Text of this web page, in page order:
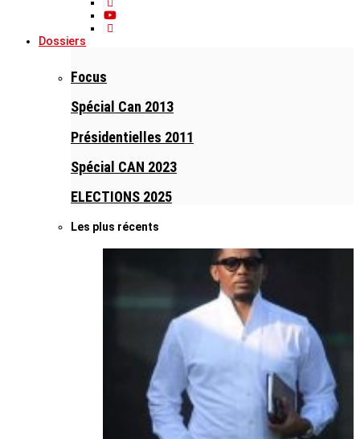
Dossiers
Focus
Spécial Can 2013
Présidentielles 2011
Spécial CAN 2023
ELECTIONS 2025
Les plus récents